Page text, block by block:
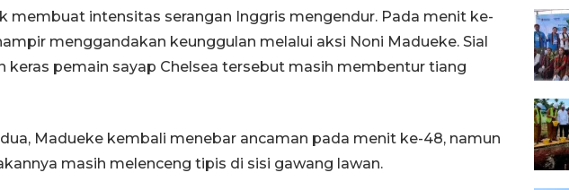
membuat intensitas serangan Inggris mengendur. Pada menit ke-
menggandakan keunggulan melalui aksi Noni Madueke. Sial
keras pemain sayap Chelsea tersebut masih membentur tiang
Madueke kembali menebar ancaman pada menit ke-48, namun
masih melenceng tipis di sisi gawang lawan.